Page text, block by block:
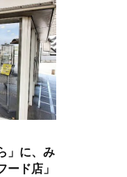
」に、み
ド店」